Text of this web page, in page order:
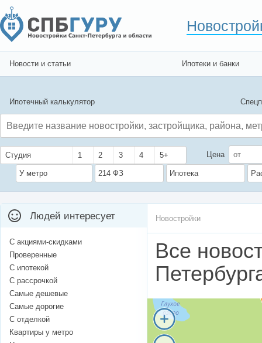
Новости и статьи Ипотеки и банки
Ипотечный калькулятор
Студия 1 2 3 4 5+ Цена
У метро 214 ФЗ Ипотека
Новостройки
Все
Людей интересует
С акциями-скидками
Проверенные
С ипотекой
С рассрочкой
Самые дешевые
Самые дорогие
С отделкой
Квартиры у метро